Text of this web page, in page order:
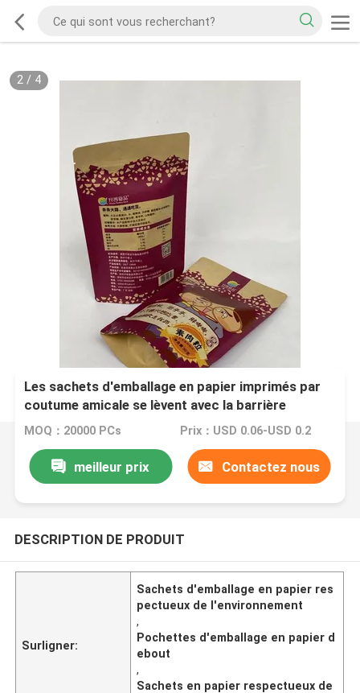
2/ 4
Les sachets d'emballage en papier imprimés par
coutume amicale se lèvent avec la barrière
d'aluminium
MOQ：20000 PCs Prix：USD 0.06-USD 0.2
meilleur prix Contactez nous
DESCRIPTION DE PRODUIT
Surligner:
Sachets d'emballage en papier res
pectueux de l'environnement
,
Pochettes d'emballage en papier d
ebout
,
Sachets en papier respectueux de